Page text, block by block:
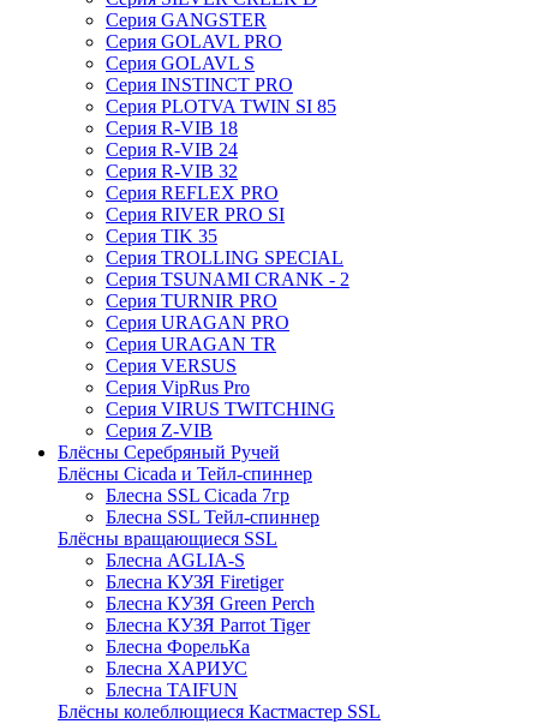
Серия GANGSTER
Серия GOLAVL PRO
Серия GOLAVL S
Серия INSTINCT PRO
Серия PLOTVA TWIN SI 85
Серия R-VIB 18
Серия R-VIB 24
Серия R-VIB 32
Серия REFLEX PRO
Серия RIVER PRO SI
Серия TIK 35
Серия TROLLING SPECIAL
Серия TSUNAMI CRANK - 2
Серия TURNIR PRO
Серия URAGAN PRO
Серия URAGAN TR
Серия VERSUS
Серия VipRus Pro
Серия VIRUS TWITCHING
Серия Z-VIB
Блёсны Серебряный Ручей
Блёсны Cicada и Тейл-спиннер
Блесна SSL Cicada 7гр
Блесна SSL Тейл-спиннер
Блёсны вращающиеся SSL
Блесна AGLIA-S
Блесна КУЗЯ Firetiger
Блесна КУЗЯ Green Perch
Блесна КУЗЯ Parrot Tiger
Блесна ФорельКа
Блесна ХАРИУС
Блесна TAIFUN
Блёсны колеблющиеся Кастмастер SSL